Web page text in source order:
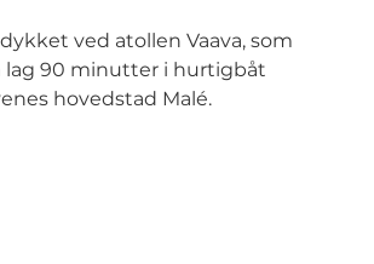
ved atollen Vaava, som
lag 90 minutter i hurtigbåt
hovedstad Malé.